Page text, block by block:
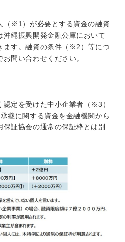
（※1）が必要とする資金の融資
沖縄振興開発金融公庫において
ます。融資の条件（※2）等につ
問い合わせください。
認定を受けた中小企業者（※3）
継に関する資金を金融機関から
証協会の通常の保証枠とは別